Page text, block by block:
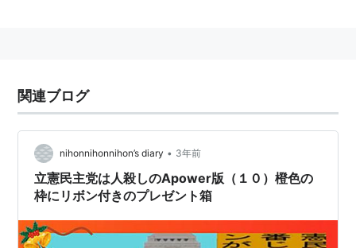
関連ブログ
nihonnihonnihon’s diary • 3年前
立憲民主党は人殺しのApower版（１０）橙色の
枠にリボン付きのプレゼント箱